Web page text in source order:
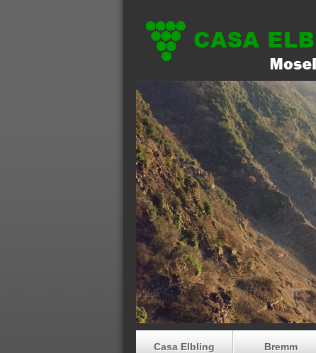
Casa Elbling Bremm